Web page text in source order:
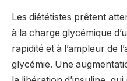
Les diététistes prêtent
à la charge glycémique
rapidité et à l’ampleur de
glycémie. Une